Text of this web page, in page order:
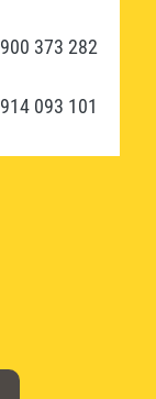
900 373 282
914 093 101